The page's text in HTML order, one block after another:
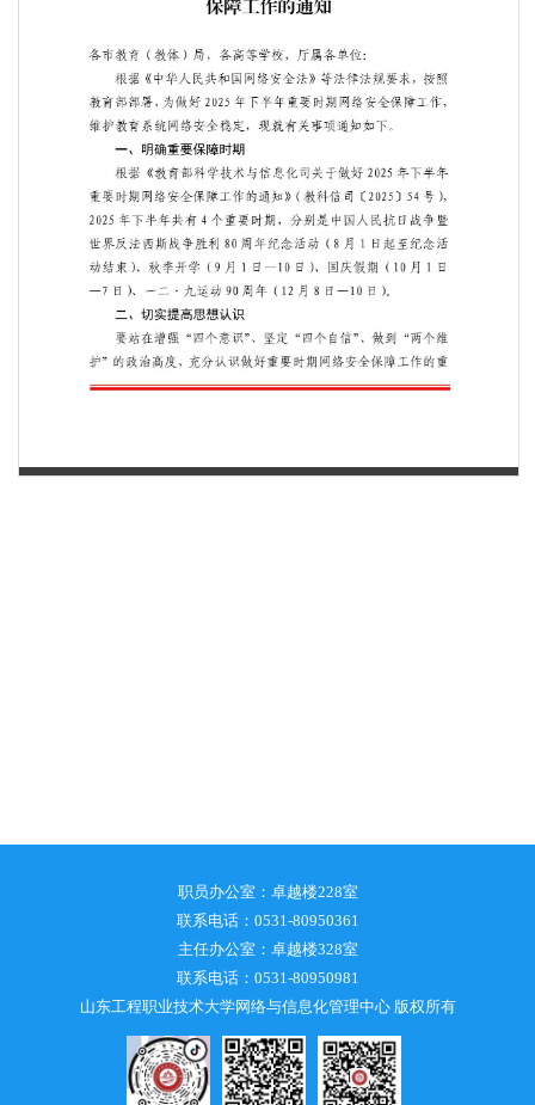
职员办公室：卓越楼228室
联系电话：0531-80950361
主任办公室：卓越楼328室
联系电话：0531-80950981
山东工程职业技术大学网络与信息化管理中心 版权所有